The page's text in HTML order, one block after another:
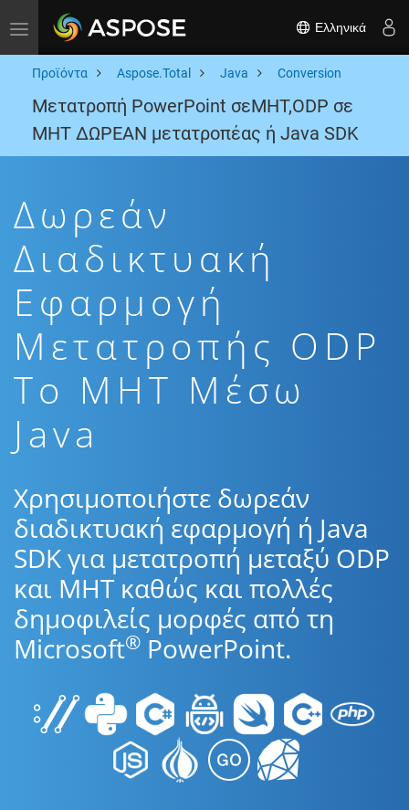
Toggle navigation Ελληνικά
Προϊόντα Aspose.Total Java Conversion
Μετατροπή PowerPoint σεMHT,ODP σε
MHT ΔΩΡΕΑΝ μετατροπέας ή Java SDK
Δωρεάν
Διαδικτυακή
Εφαρμογή
Μετατροπής ODP
To MHT Μέσω
Java
Χρησιμοποιήστε δωρεάν
διαδικτυακή εφαρμογή ή Java
SDK για μετατροπή μεταξύ ODP
και MHT καθώς και πολλές
δημοφιλείς μορφές από τη
Microsoft® PowerPoint.